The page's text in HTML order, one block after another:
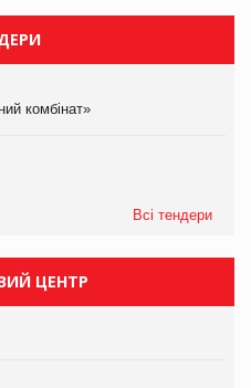
комбінат»
Всі тендери
ЦЕНТР